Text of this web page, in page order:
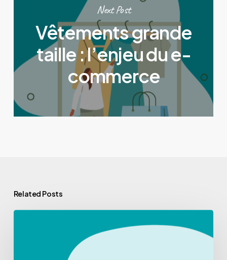
Next Post
Vêtements grande
taille : l’enjeu du e-
commerce
Related Posts